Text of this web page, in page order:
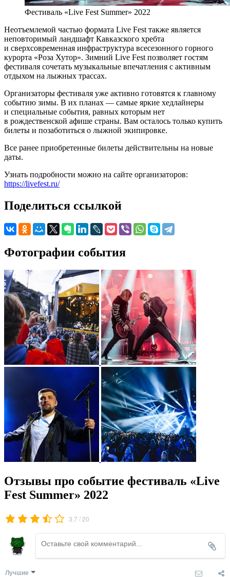
Фестиваль «Live Fest Summer» 2022
Неотъемлемой частью формата Live Fest также является
неповторимый ландшафт Кавказского хребта
и сверхсовременная инфраструктура всесезонного горного
курорта «Роза Хутор». Зимний Live Fest позволяет гостям
фестиваля сочетать музыкальные впечатления с активным
отдыхом на лыжных трассах.
Организаторы фестиваля уже активно готовятся к главному
событию зимы. В их планах — самые яркие хедлайнеры
и специальные события, равных которым нет
в рождественской афише страны. Вам осталось только купить
билеты и позаботиться о лыжной экипировке.
Все ранее приобретенные билеты действительны на новые
даты.
Узнать подробности можно на сайте организаторов:
https://livefest.ru/
Поделиться ссылкой
Фотографии события
Отзывы про событие фестиваль «Live
Fest Summer» 2022
3.7 /20
Лучшие